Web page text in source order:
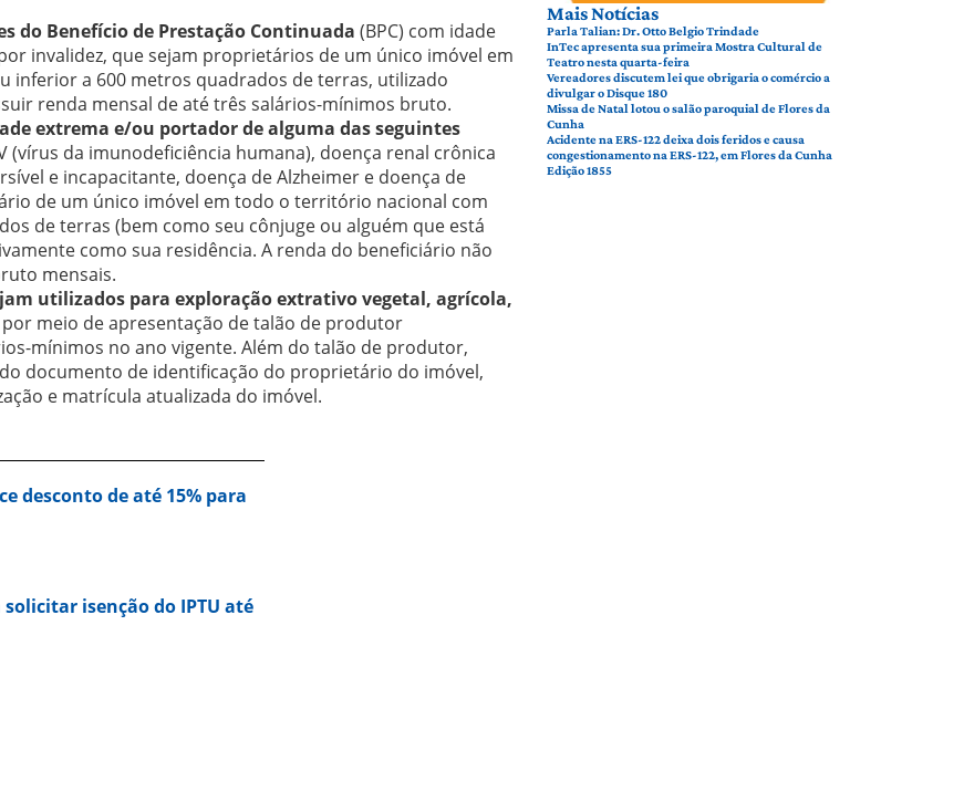
do Benefício de Prestação Continuada (BPC) com idade
invalidez, que sejam proprietários de um único imóvel em
inferior a 600 metros quadrados de terras, utilizado
renda mensal de até três salários-mínimos bruto.
extrema e/ou portador de alguma das seguintes
(vírus da imunodeficiência humana), doença renal crônica
e incapacitante, doença de Alzheimer e doença de
de um único imóvel em todo o território nacional com
de terras (bem como seu cônjuge ou alguém que está
como sua residência. A renda do beneficiário não
mensais.
utilizados para exploração extrativo vegetal, agrícola,
meio de apresentação de talão de produtor
mínimos no ano vigente. Além do talão de produtor,
documento de identificação do proprietário do imóvel,
e matrícula atualizada do imóvel.
desconto de até 15% para
isenção do IPTU até
Mais Notícias
Parla Talian: Dr. Otto Belgio Trindade
InTec apresenta sua primeira Mostra Cultural de
Teatro nesta quarta-feira
Vereadores discutem lei que obrigaria o comércio a
divulgar o Disque 180
Missa de Natal lotou o salão paroquial de Flores da
Cunha
Acidente na ERS-122 deixa dois feridos e causa
congestionamento na ERS-122, em Flores da Cunha
Edição 1855